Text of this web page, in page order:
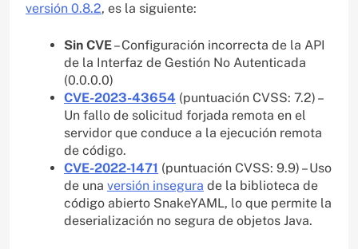
versión 0.8.2, es la siguiente:
Sin CVE– Configuración incorrecta de la API
de la Interfaz de Gestión No Autenticada
(0.0.0.0)
CVE-2023-43654 (puntuación CVSS: 7.2) –
Un fallo de solicitud forjada remota en el
servidor que conduce a la ejecución remota
de código.
CVE-2022-1471 (puntuación CVSS: 9.9) – Uso
de una versión insegura de la biblioteca de
código abierto SnakeYAML, lo que permite la
deserialización no segura de objetos Java.